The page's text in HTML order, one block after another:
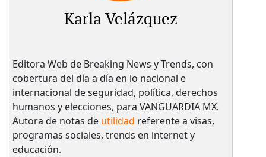
Karla Velázquez
Editora Web de Breaking News y Trends, con
cobertura del día a día en lo nacional e
internacional de seguridad, política, derechos
humanos y elecciones, para VANGUARDIA MX.
Autora de notas de utilidad referente a visas,
programas sociales, trends en internet y
educación.